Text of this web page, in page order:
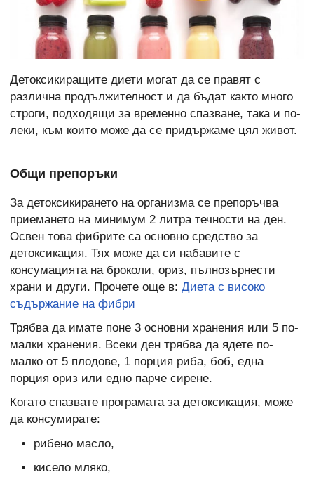
Детоксикиращите диети могат да се правят с
различна продължителност и да бъдат както много
строги, подходящи за временно спазване, така и по-
леки, към които може да се придържаме цял живот.
Общи препоръки
За детоксикирането на организма се препоръчва
приемането на минимум 2 литра течности на ден.
Освен това фибрите са основно средство за
детоксикация. Тях може да си набавите с
консумацията на броколи, ориз, пълнозърнести
храни и други. Прочете още в: Диета с високо
съдържание на фибри
Трябва да имате поне 3 основни хранения или 5 по-
малки хранения. Всеки ден трябва да ядете по-
малко от 5 плодове, 1 порция риба, боб, една
порция ориз или едно парче сирене.
Когато спазвате програмата за детоксикация, може
да консумирате:
рибено масло,
кисело мляко,